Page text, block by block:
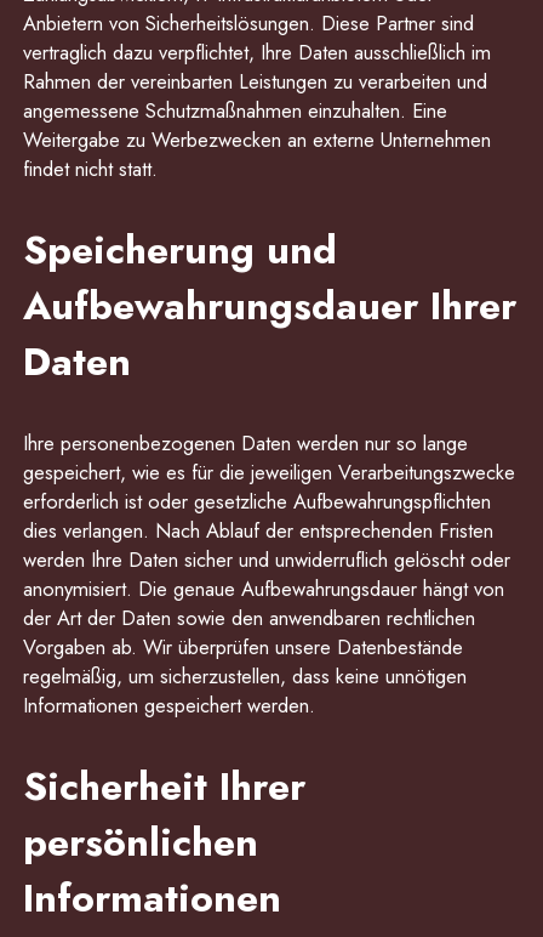
Anbietern von Sicherheitslösungen. Diese Partner sind
vertraglich dazu verpflichtet, Ihre Daten ausschließlich im
Rahmen der vereinbarten Leistungen zu verarbeiten und
angemessene Schutzmaßnahmen einzuhalten. Eine
Weitergabe zu Werbezwecken an externe Unternehmen
findet nicht statt.
Speicherung und
Aufbewahrungsdauer Ihrer
Daten
Ihre personenbezogenen Daten werden nur so lange
gespeichert, wie es für die jeweiligen Verarbeitungszwecke
erforderlich ist oder gesetzliche Aufbewahrungspflichten
dies verlangen. Nach Ablauf der entsprechenden Fristen
werden Ihre Daten sicher und unwiderruflich gelöscht oder
anonymisiert. Die genaue Aufbewahrungsdauer hängt von
der Art der Daten sowie den anwendbaren rechtlichen
Vorgaben ab. Wir überprüfen unsere Datenbestände
regelmäßig, um sicherzustellen, dass keine unnötigen
Informationen gespeichert werden.
Sicherheit Ihrer
persönlichen
Informationen